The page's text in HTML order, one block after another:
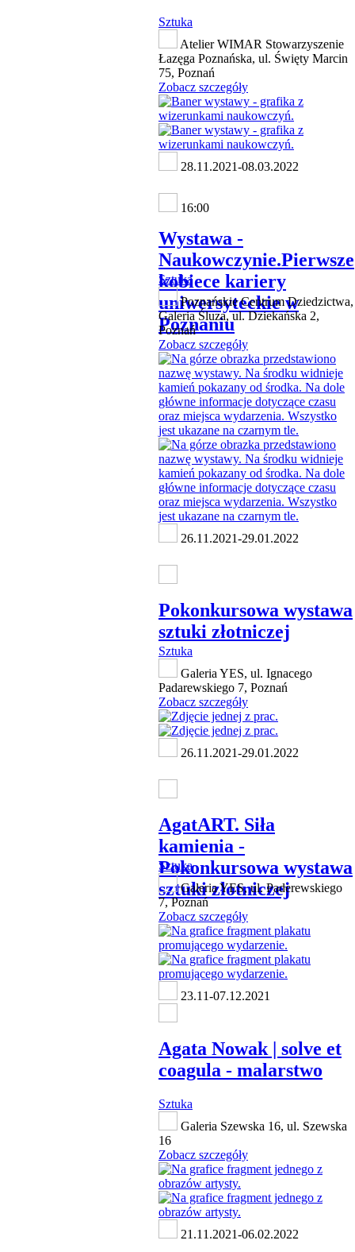
Sztuka
Atelier WIMAR Stowarzyszenie
Łazęga Poznańska, ul. Święty Marcin
75, Poznań
Zobacz szczegóły
28.11.2021-08.03.2022
16:00
Wystawa -
Naukowczynie.Pierwsze
kobiece kariery
uniwersyteckie w
Poznaniu
Sztuka
Poznańskie Centrum Dziedzictwa,
Galeria Śluza, ul. Dziekańska 2,
Poznań
Zobacz szczegóły
26.11.2021-29.01.2022
Pokonkursowa wystawa
sztuki złotniczej
Sztuka
Galeria YES, ul. Ignacego
Padarewskiego 7, Poznań
Zobacz szczegóły
26.11.2021-29.01.2022
AgatART. Siła
kamienia -
Pokonkursowa wystawa
sztuki złotniczej
Sztuka
Galeria YES, ul. Paderewskiego
7, Poznań
Zobacz szczegóły
23.11-07.12.2021
Agata Nowak | solve et
coagula - malarstwo
Sztuka
Galeria Szewska 16, ul. Szewska
16
Zobacz szczegóły
21.11.2021-06.02.2022